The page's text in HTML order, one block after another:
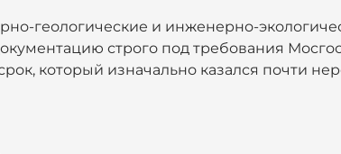
геологические и инженерно-
строго под требования
который изначально казался почти